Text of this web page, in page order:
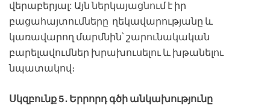
վերաբերյալ: Այն ներկայացնում է իր
բացահայտումները ղեկավարությանը և
կառավարող մարմնին՝ շարունակական
բարելավումներ խրախուսելու և խթանելու
նպատակով։
Սկզբունք 5․ Երրորդ գծի անկախությունը